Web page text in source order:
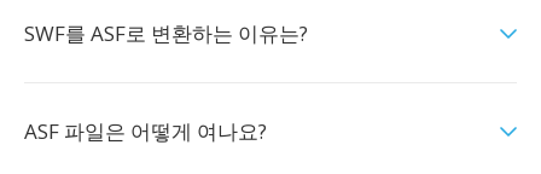
SWF를 ASF로 변환하는 이유는?
ASF 파일은 어떻게 여나요?